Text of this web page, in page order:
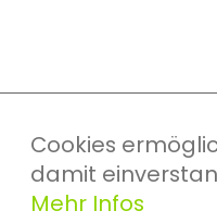
Cookies
damit
Mehr Infos